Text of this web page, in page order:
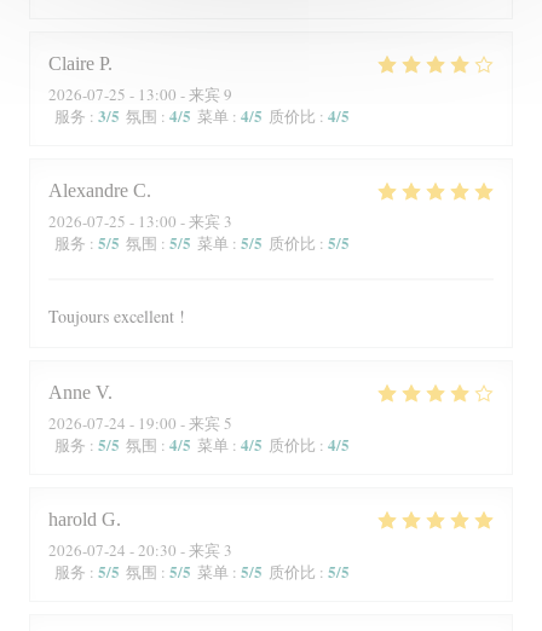
Claire P
2026-07-25 - 13:00 - 来宾 9
服务 : 3/5 氛围 : 4/5 菜单 : 4/5 质价比 : 4/5
Alexandre C
2026-07-25 - 13:00 - 来宾 3
服务 : 5/5 氛围 : 5/5 菜单 : 5/5 质价比 : 5/5
Toujours excellent !
Anne V
2026-07-24 - 19:00 - 来宾 5
服务 : 5/5 氛围 : 4/5 菜单 : 4/5 质价比 : 4/5
harold G
2026-07-24 - 20:30 - 来宾 3
服务 : 5/5 氛围 : 5/5 菜单 : 5/5 质价比 : 5/5